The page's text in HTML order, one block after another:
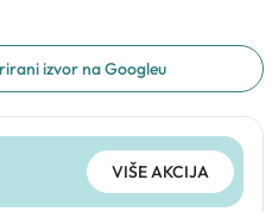
izvor na Googleu
VIŠE AKCIJA